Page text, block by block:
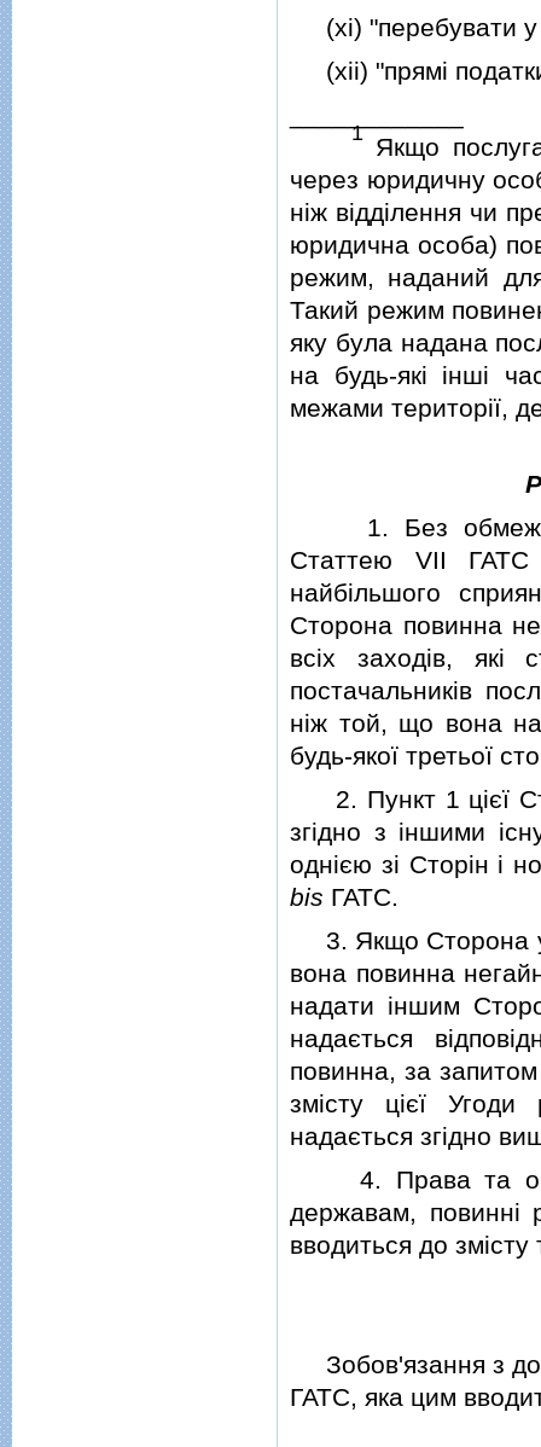
(xi) "перебувати у
(xii) "прямi
1 Якщо
через юридичну
нiж вiддiлення чи
юридична особа)
режим, наданий
Такий режим
яку була надана
на будь-якi iншi
межами територiї,
1. Без
Статтею VII
найбiльшого
Сторона повинна
всiх заходiв, якi
постачальникiв
нiж той, що вона
будь-якої третьої
2. Пункт 1 цiєї
згiдно з iншими
однiєю зi Сторiн i
bis ГАТС.
3. Якщо Сторона
вона повинна
надати iншим
надається
повинна, за
змiсту цiєї
надається згiдно
4. Права та
державам, повиннi
вводиться до
Зобов'язання з
ГАТС, яка цим